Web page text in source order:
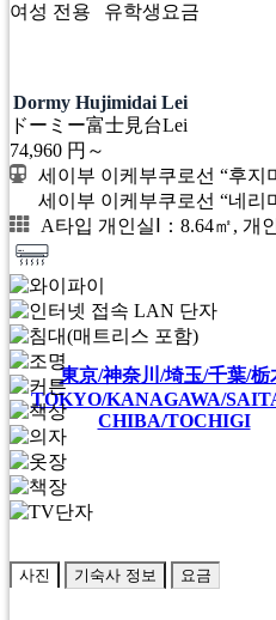
東京/神奈川/埼玉/千葉/栃
TOKYO/KANAGAWA/
CHIBA/TOCHIGI
여성 전용 유학생요금
Dormy Hujimidai Lei
ドーミー富士見台Lei
74,960 円～
세이부 이케부쿠로선 “후지
세이부 이케부쿠로선 “네리
A타입 개인실Ⅰ：8.64㎡, 개
사진 기숙사 정보 요금